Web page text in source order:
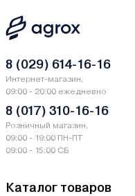
за наличный и
и лизинг - у нас только
Гарантии и сервис
Производитель M7 - ANB
787 Warszawa
Сервисный центр M7 - ЧП
Ознакомиться с
Каталог товаров
8 (029) 614-16-16
Интернет-магазин,
09:00 - 20:00 ежедневно
8 (017) 310-16-16
Розничный магазин,
09:00 - 19:00 ПН-ПТ
09:00 - 15:00 СБ